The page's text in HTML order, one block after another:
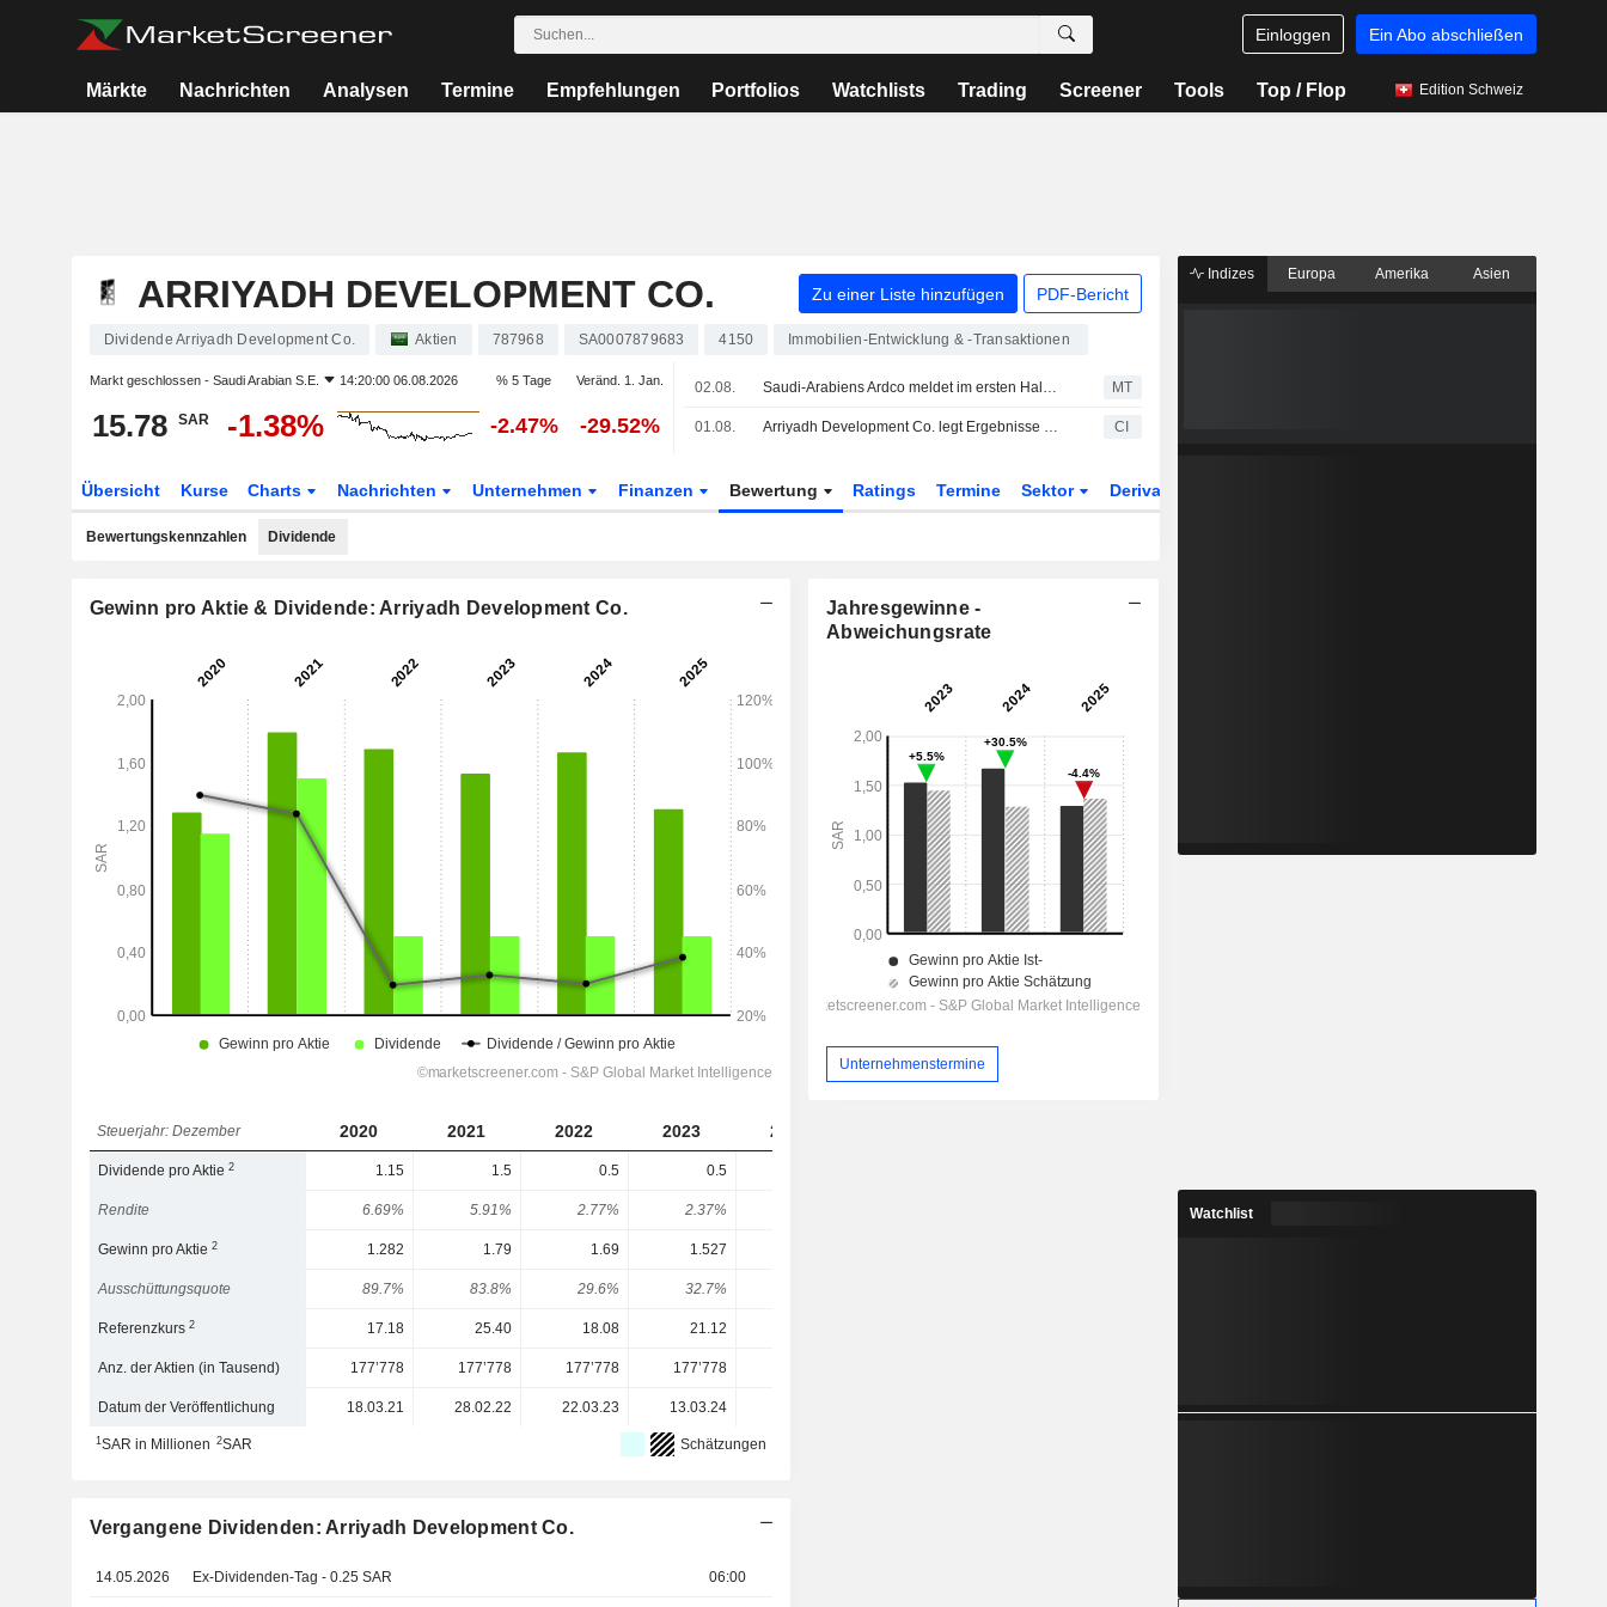
Einloggen Ein Abo abschließen
Märkte Nachrichten Analysen Termine Empfehlungen Portfolios Watchlists Trading Screener Tools Top / Flop Edition Schweiz
ARRIYADH DEVELOPMENT CO. Zu einer Liste hinzufügen PDF-Bericht
Dividende Arriyadh Development Co. Aktien 787968 SA0007879683 4150 Immobilien-Entwicklung & -Transaktionen
Markt geschlossen - Saudi Arabian S.E. 14:20:00 06.08.2026 % 5 Tage Veränd. 1. Jan.
15.78 SAR -1.38% -2.47% -29.52%
02.08. Saudi-Arabiens Ardco meldet im ersten Halbjahr höheren Gewinn und Umsatz MT
01.08. Arriyadh Development Co. legt Ergebnisse für das zweite Quartal zum 30. Juni 2026 vor CI
Übersicht Kurse Charts Nachrichten Unternehmen Finanzen Bewertung Ratings Termine Sektor Derivate
Bewertungskennzahlen Dividende
Gewinn pro Aktie & Dividende: Arriyadh Development Co.
Steuerjahr: Dezember 2020 2021 2022 2023 2024
Dividende pro Aktie2 1.15 1.5 0.5 0.5
Rendite 6.69% 5.91% 2.77% 2.37%
Gewinn pro Aktie2 1.282 1.79 1.69 1.527
Ausschüttungsquote 89.7% 83.8% 29.6% 32.7%
Referenzkurs2 17.18 25.40 18.08 21.12
Anz. der Aktien (in Tausend) 177’778 177’778 177’778 177’778
Datum der Veröffentlichung 18.03.21 28.02.22 22.03.23 13.03.24
1SAR in Millionen 2SAR Schätzungen
Vergangene Dividenden: Arriyadh Development Co.
14.05.2026 Ex-Dividenden-Tag - 0.25 SAR 06:00
Jahresgewinne -
Abweichungsrate
Unternehmenstermine
Indizes Europa Amerika Asien
Watchlist